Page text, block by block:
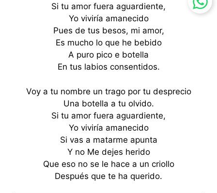
Si tu amor fuera aguardiente,
Yo viviría amanecido
Pues de tus besos, mi amor,
Es mucho lo que he bebido
A puro pico e botella
En tus labios consentidos.
Voy a tu nombre un trago por tu desprecio
Una botella a tu olvido.
Si tu amor fuera aguardiente,
Yo viviría amanecido
Si vas a matarme apunta
Y no Me dejes herido
Que eso no se le hace a un criollo
Después que te ha querido.